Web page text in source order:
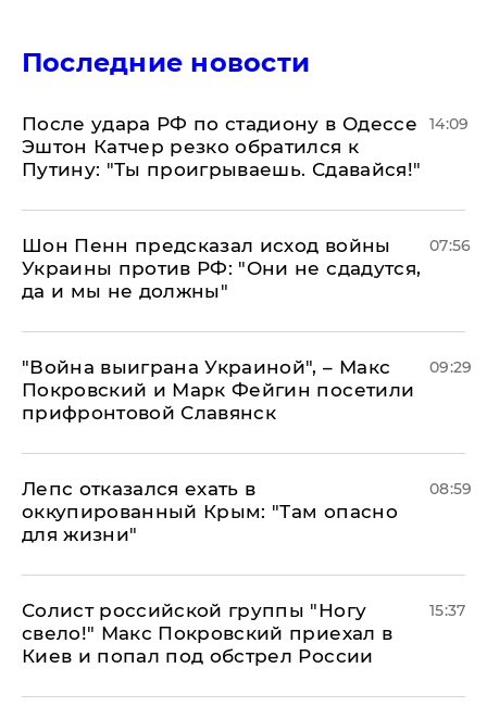
Последние новости
После удара РФ по стадиону в Одессе
Эштон Катчер резко обратился к
Путину: "Ты проигрываешь. Сдавайся!"
14:09
Шон Пенн предсказал исход войны
Украины против РФ: "Они не сдадутся,
да и мы не должны"
07:56
"Война выиграна Украиной", – Макс
Покровский и Марк Фейгин посетили
прифронтовой Славянск
09:29
Лепс отказался ехать в
оккупированный Крым: "Там опасно
для жизни"
08:59
Солист российской группы "Ногу
свело!" Макс Покровский приехал в
Киев и попал под обстрел России
15:37